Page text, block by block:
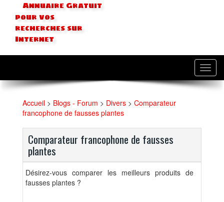
Annuaire Gratuit
pour vos
recherches sur
Internet
Accueil > Blogs - Forum > Divers > Comparateur
francophone de fausses plantes
Comparateur francophone de fausses
plantes
Désirez-vous comparer les meilleurs produits de
fausses plantes ?